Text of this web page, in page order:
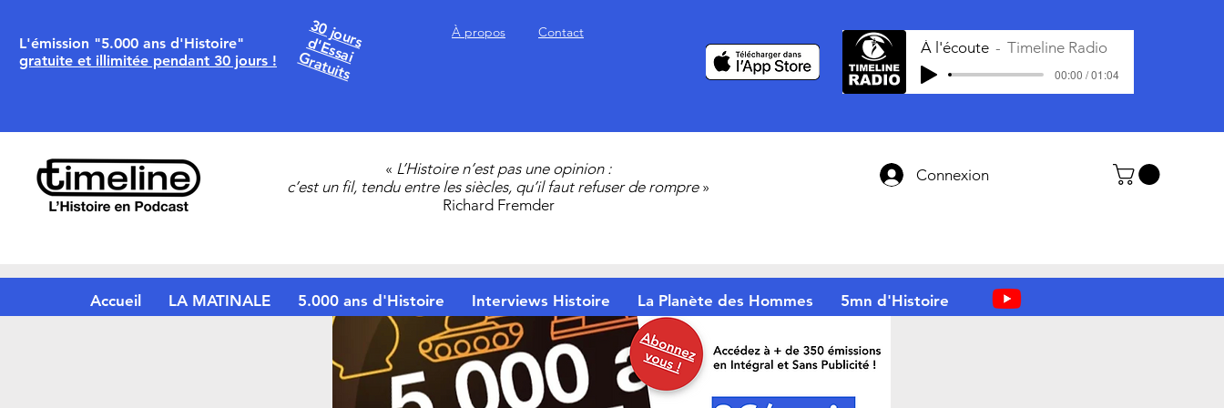
L'émission "5.000 ans d'Histoire"
gratuite et illimitée pendant 30 jours !
30 jours
d'Essai
Gratuits
À propos Contact
À l'écoute Timeline Radio
00:00 / 01:04
« L’Histoire n’est pas une opinion :
c’est un fil, tendu entre les siècles, qu’il faut refuser de rompre»
Richard Fremder
Connexion
Accueil LA MATINALE 5.000 ans d'Histoire Interviews Histoire La Planète des Hommes 5mn d'Histoire